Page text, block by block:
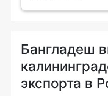
Бангладеш
экспорта в